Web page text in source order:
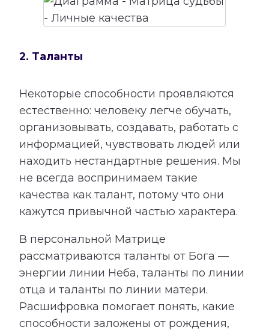
2. Таланты
Некоторые способности проявляются
естественно: человеку легче обучать,
организовывать, создавать, работать с
информацией, чувствовать людей или
находить нестандартные решения. Мы
не всегда воспринимаем такие
качества как талант, потому что они
кажутся привычной частью характера.
В персональной Матрице
рассматриваются таланты от Бога —
энергии линии Неба, таланты по линии
отца и таланты по линии матери.
Расшифровка помогает понять, какие
способности заложены от рождения,